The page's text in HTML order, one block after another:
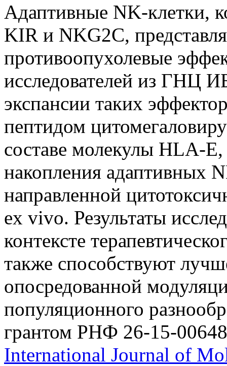
Адаптивные NK-клетки,
KIR и NKG2C,
противоопухолевые
исследователей из ГНЦ
экспансии таких
пептидом
составе молекулы HLA-
накопления адаптивных
направленной
ex vivo. Результаты
контексте
также способствуют
опосредованной
популяционного
грантом РНФ 26-15-
International Journal of